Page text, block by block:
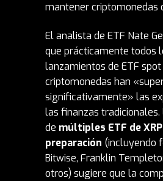
mantener criptomonedas
El analista de ETF Nate
que prácticamente todos
lanzamientos de ETF spot
criptomonedas han
significativamente» las
las finanzas tradicionales.
de múltiples ETF de
preparación (incluyendo
Bitwise, Franklin
otros) sugiere que la